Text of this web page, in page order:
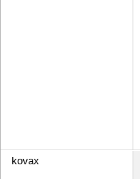
kovax